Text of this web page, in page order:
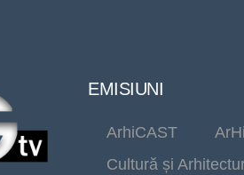
EMISIUNI
ArhiCAST
Cultură și